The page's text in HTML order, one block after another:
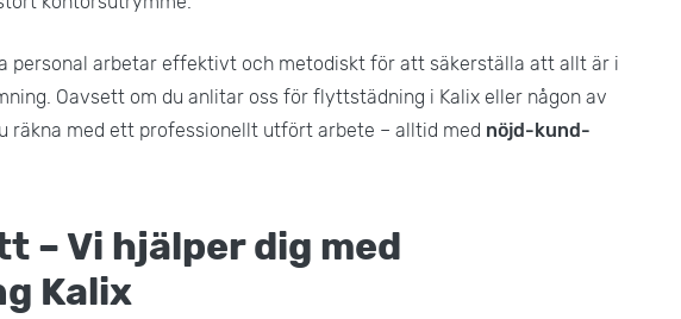
personal arbetar effektivt och metodiskt för att säkerställa att allt är i
Oavsett om du anlitar oss för flyttstädning i Kalix eller någon av
räkna med ett professionellt utfört arbete – alltid med nöjd-kund-
– Vi hjälper dig med
Kalix